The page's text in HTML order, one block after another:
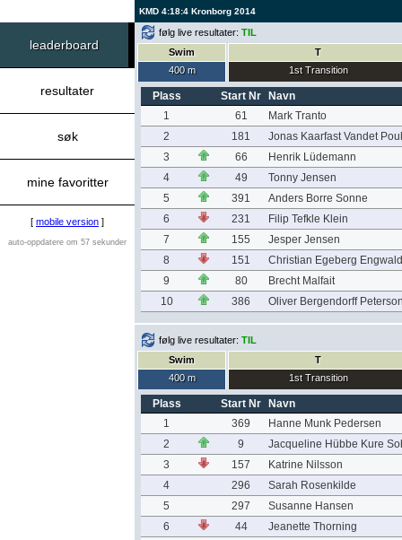
KMD 4:18:4 Kronborg 2014
leaderboard
resultater
søk
mine favoritter
[ mobile version ]
auto-oppdatere om 57 sekunder
følg live resultater: TIL
Swim
400 m
T
1st Transition
Plass Start Nr
Navn
1
61
Mark Tranto
2
181
Jonas Kaarfast Vandet
3
66
Henrik Lüdemann
4
49
Tonny Jensen
5
391
Anders Borre Sonne
6
231
Filip Tefkle Klein
7
155
Jesper Jensen
8
151
Christian Egeberg Engwald
9
80
Brecht Malfait
10
386 Oliver Bergendorff
følg live resultater: TIL
Swim
400 m
T
1st Transition
Plass Start Nr
Navn
1
369
Hanne Munk Pedersen
2
9
Jacqueline Hübbe Kure
3
157
Katrine Nilsson
4
296
Sarah Rosenkilde
5
297
Susanne Hansen
6
44
Jeanette Thorning